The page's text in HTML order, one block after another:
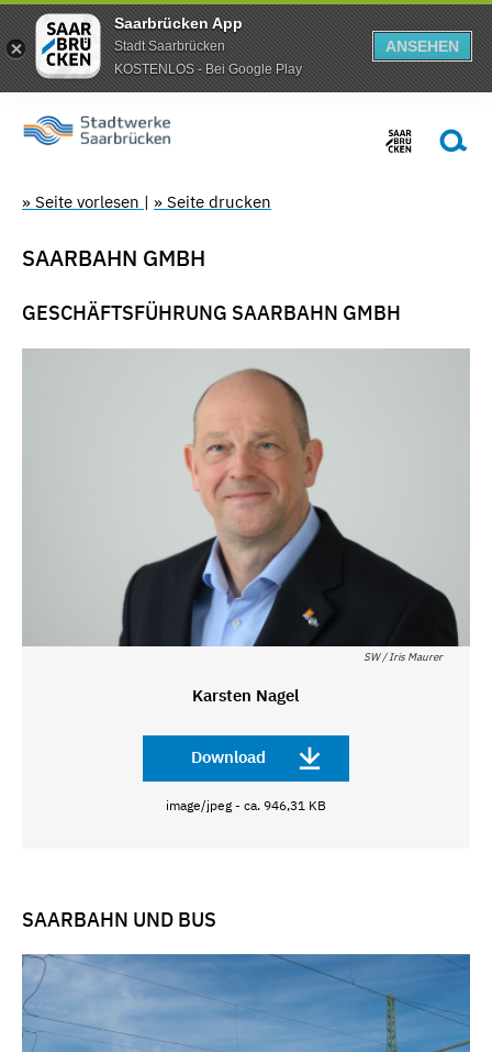
Saarbrücken App
Stadt Saarbrücken
KOSTENLOS - Bei Google Play
ANSEHEN
» Seite vorlesen | » Seite drucken
SAARBAHN GMBH
GESCHÄFTSFÜHRUNG SAARBAHN GMBH
SW / Iris Maurer
Karsten Nagel
Download
image/jpeg - ca. 946,31 KB
SAARBAHN UND BUS